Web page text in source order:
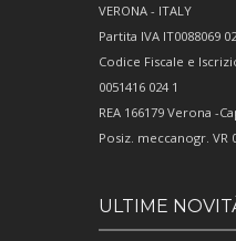
VERONA - ITALY
Partita IVA IT0088069
Codice Fiscale e
0051416 024 1
REA 166179 Verona -
Posiz. meccanogr. VR
ULTIME